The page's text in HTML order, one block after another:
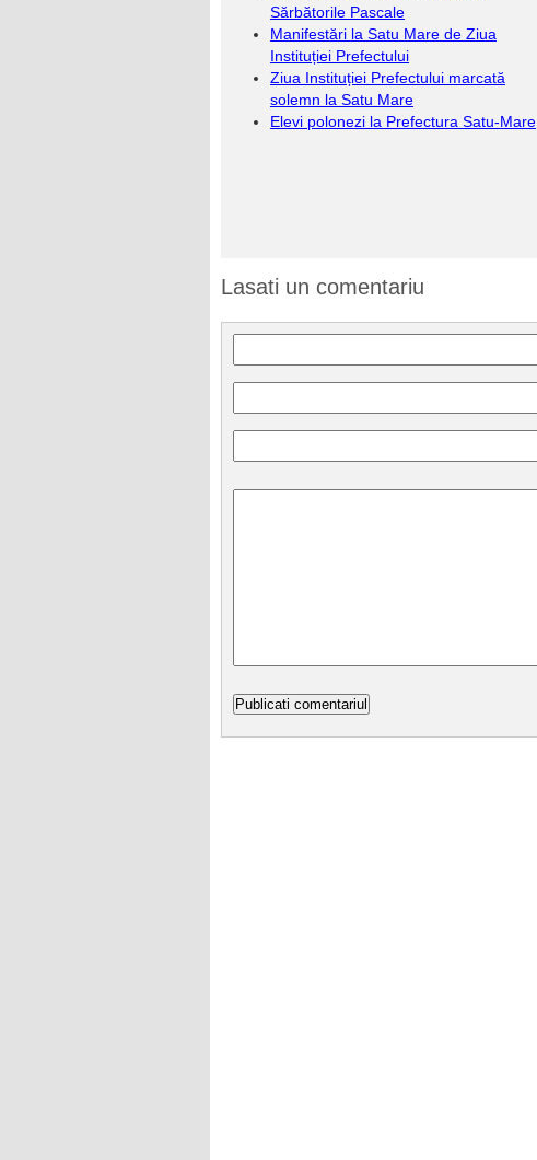
Sărbătorile Pascale
Manifestări la Satu Mare de Ziua
Instituției Prefectului
Ziua Instituției Prefectului marcată
solemn la Satu Mare
Elevi polonezi la Prefectura Satu-Mare
Lasati un comentariu